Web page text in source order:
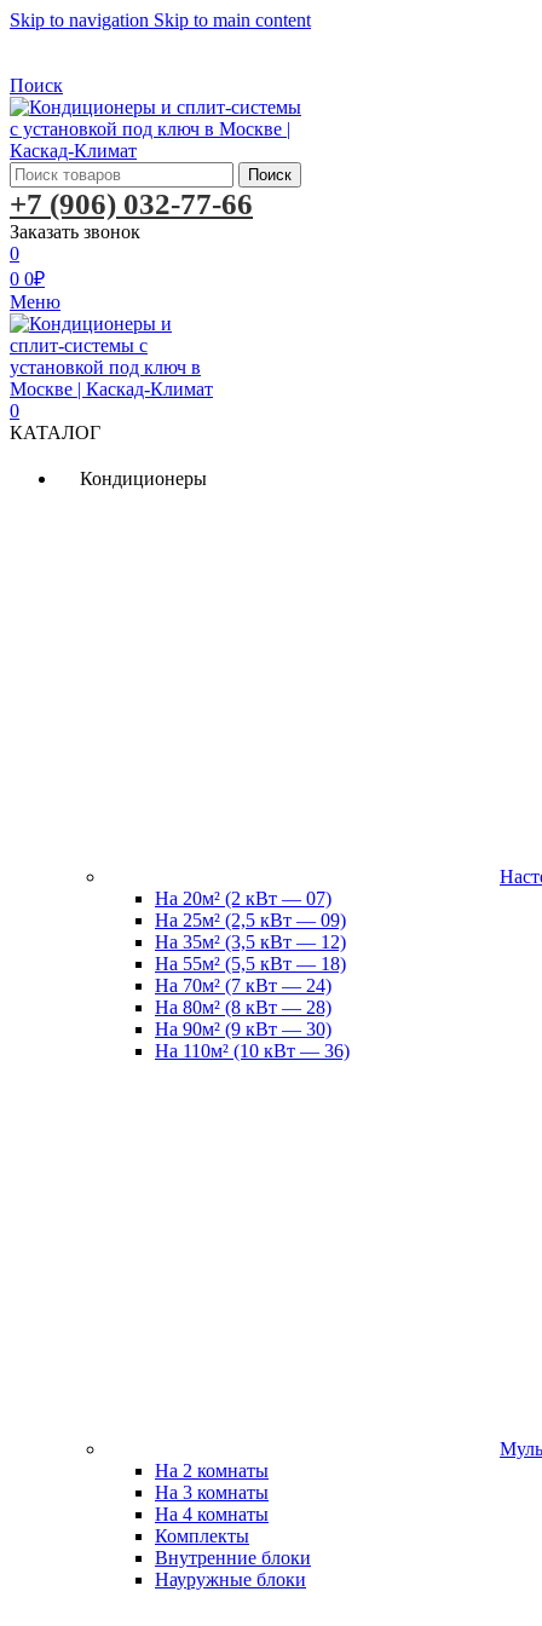
Skip to navigation Skip to main content
Поиск
Поиск
+7 (906) 032-77-66
Заказать звонок
0
0 0₽
Меню
0
КАТАЛОГ
Кондиционеры
На 20м² (2 кВт — 07)
На 25м² (2,5 кВт — 09)
На 35м² (3,5 кВт — 12)
На 55м² (5,5 кВт — 18)
На 70м² (7 кВт — 24)
На 80м² (8 кВт — 28)
На 90м² (9 кВт — 30)
На 110м² (10 кВт — 36)
На 2 комнаты
На 3 комнаты
На 4 комнаты
Комплекты
Внутренние блоки
Науружные блоки